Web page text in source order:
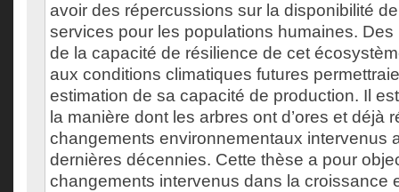
avoir des répercussions sur la disponibilité
services pour les populations humaines.
de la capacité de résilience de cet
aux conditions climatiques futures
estimation de sa capacité de production. Il
la manière dont les arbres ont d’ores et déjà
changements environnementaux intervenus
dernières décennies. Cette thèse a pour
changements intervenus dans la croissance